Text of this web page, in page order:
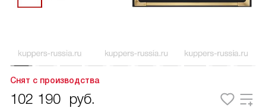
Снят с производства
102 190 руб.